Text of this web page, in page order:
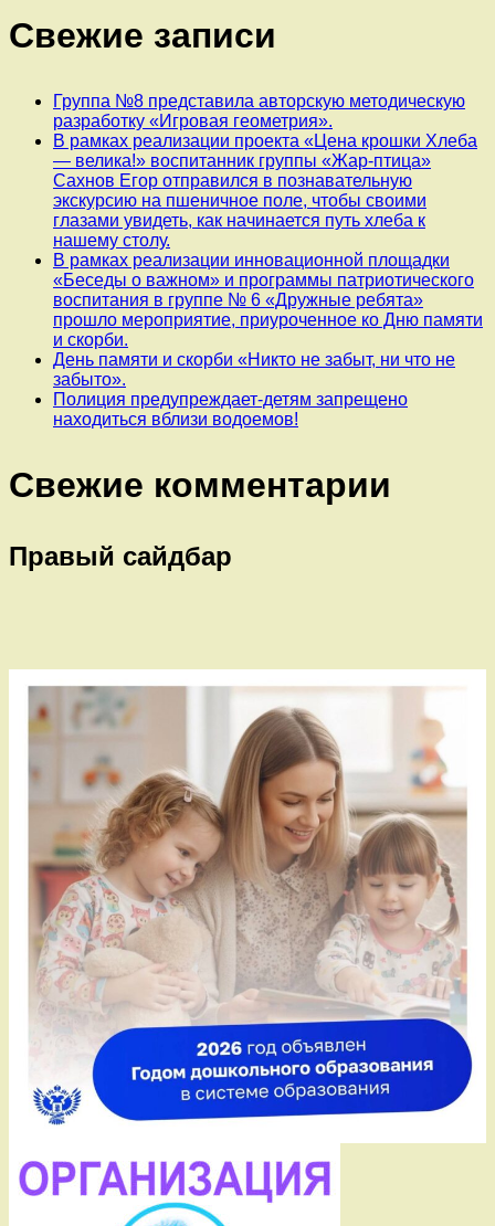
Свежие записи
Группа №8 представила авторскую методическую
разработку «Игровая геометрия».
В рамках реализации проекта «Цена крошки Хлеба
— велика!» воспитанник группы «Жар-птица»
Сахнов Егор отправился в познавательную
экскурсию на пшеничное поле, чтобы своими
глазами увидеть, как начинается путь хлеба к
нашему столу.
В рамках реализации инновационной площадки
«Беседы о важном» и программы патриотического
воспитания в группе № 6 «Дружные ребята»
прошло мероприятие, приуроченное ко Дню памяти
и скорби.
День памяти и скорби «Никто не забыт, ни что не
забыто».
Полиция предупреждает-детям запрещено
находиться вблизи водоемов!
Свежие комментарии
Правый сайдбар